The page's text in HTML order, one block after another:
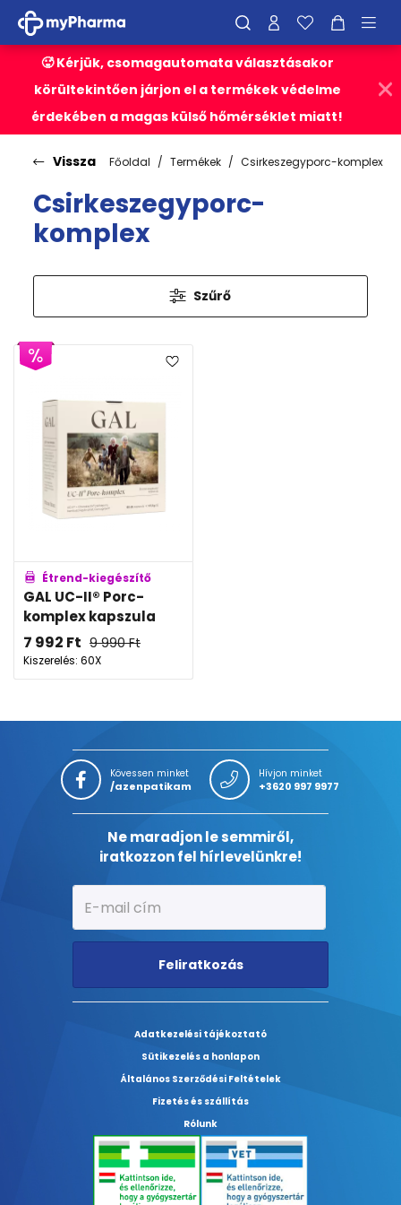
🥵 Kérjük, csomagautomata választásakor
körültekintően járjon el a termékek védelme
érdekében a magas külső hőmérséklet miatt!
Vissza Főoldal Termékek Csirkeszegyporc-komplex
Csirkeszegyporc-
komplex
Szűrő
Étrend-kiegészítő
GAL UC-II® Porc-
komplex kapszula
7 992 Ft 9 990Ft
Kiszerelés: 60X
Kövessen minket
/azenpatikam
Hívjon minket
+3620 997 9977
Ne maradjon le semmiről,
iratkozzon fel hírlevelünkre!
Feliratkozás
Adatkezelési tájékoztató
Sütikezelés a honlapon
Általános Szerződési Feltételek
Fizetés és szállítás
Rólunk